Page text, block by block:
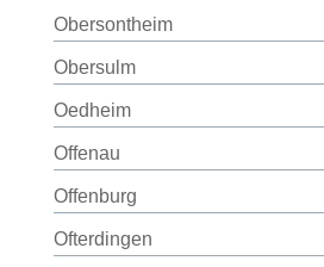
Obersontheim
Obersulm
Oedheim
Offenau
Offenburg
Ofterdingen